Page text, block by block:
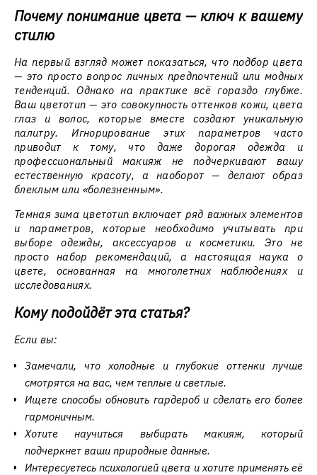
Почему понимание цвета — ключ к вашему
стилю
На первый взгляд может показаться, что подбор цвета
— это просто вопрос личных предпочтений или модных
тенденций. Однако на практике всё гораздо глубже.
Ваш цветотип — это совокупность оттенков кожи, цвета
глаз и волос, которые вместе создают уникальную
палитру. Игнорирование этих параметров часто
приводит к тому, что даже дорогая одежда и
профессиональный макияж не подчеркивают вашу
естественную красоту, а наоборот — делают образ
блеклым или «болезненным».
Темная зима цветотип включает ряд важных элементов
и параметров, которые необходимо учитывать при
выборе одежды, аксессуаров и косметики. Это не
просто набор рекомендаций, а настоящая наука о
цвете, основанная на многолетних наблюдениях и
исследованиях.
Кому подойдёт эта статья?
Если вы:
Замечали, что холодные и глубокие оттенки лучше
смотрятся на вас, чем теплые и светлые.
Ищете способы обновить гардероб и сделать его более
гармоничным.
Хотите научиться выбирать макияж, который
подчеркнет ваши природные данные.
Интересуетесь психологией цвета и хотите применять её